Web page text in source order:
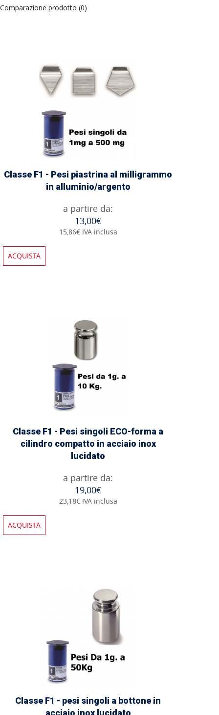
Comparazione prodotto (0)
Classe F1 - Pesi piastrina al milligrammo
in alluminio/argento
a partire da:
13,00€
15,86€ IVA inclusa
ACQUISTA
Classe F1 - Pesi singoli ECO-forma a
cilindro compatto in acciaio inox
lucidato
a partire da:
19,00€
23,18€ IVA inclusa
ACQUISTA
Classe F1 - pesi singoli a bottone in
acciaio inox lucidato